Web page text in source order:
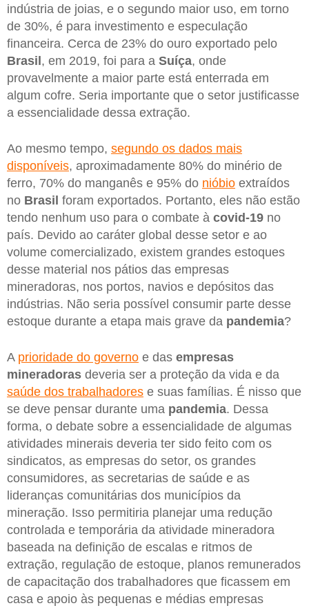
indústria de joias, e o segundo maior uso, em torno
de 30%, é para investimento e especulação
financeira. Cerca de 23% do ouro exportado pelo
Brasil , em 2019, foi para a Suíça, onde
provavelmente a maior parte está enterrada em
algum cofre. Seria importante que o setor justificasse
a essencialidade dessa extração.
Ao mesmo tempo, segundo os dados mais
disponíveis, aproximadamente 80% do minério de
ferro, 70% do manganês e 95% do nióbio extraídos
no Brasil foram exportados. Portanto, eles não estão
tendo nenhum uso para o combate à covid-19 no
país. Devido ao caráter global desse setor e ao
volume comercializado, existem grandes estoques
desse material nos pátios das empresas
mineradoras, nos portos, navios e depósitos das
indústrias. Não seria possível consumir parte desse
estoque durante a etapa mais grave da pandemia?
A prioridade do governo e das empresas
mineradoras deveria ser a proteção da vida e da
saúde dos trabalhadores e suas famílias. É nisso que
se deve pensar durante uma pandemia. Dessa
forma, o debate sobre a essencialidade de algumas
atividades minerais deveria ter sido feito com os
sindicatos, as empresas do setor, os grandes
consumidores, as secretarias de saúde e as
lideranças comunitárias dos municípios da
mineração. Isso permitiria planejar uma redução
controlada e temporária da atividade mineradora
baseada na definição de escalas e ritmos de
extração, regulação de estoque, planos remunerados
de capacitação dos trabalhadores que ficassem em
casa e apoio às pequenas e médias empresas